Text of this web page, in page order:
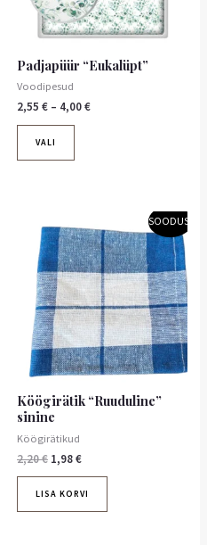
Padjapüür “Eukalüpt”
Voodipesud
2,55 € – 4,00€
VALI
saab
teha
SOODUS!
Köögirätik “Ruuduline”
sinine
Köögirätikud
2,20€
hind
oli:
2,20 €.
1,98€
hind
on:
1,98 €.
LISA KORVI